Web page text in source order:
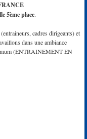
5ème place.
cadres dirigeants) et
dans une ambiance
(ENTRAINEMENT EN